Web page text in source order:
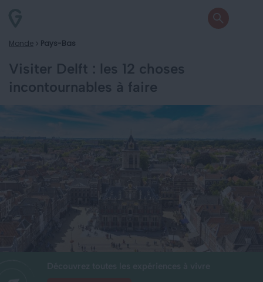
Monde Pays-Bas
Visiter Delft : les 12 choses
incontournables à faire